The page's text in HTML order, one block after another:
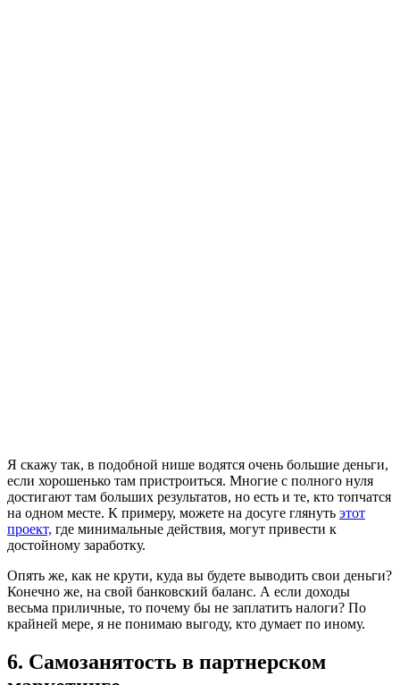
Я скажу так, в подобной нише водятся очень большие деньги,
если хорошенько там пристроиться. Многие с полного нуля
достигают там больших результатов, но есть и те, кто топчатся
на одном месте. К примеру, можете на досуге глянуть этот
проект, где минимальные действия, могут привести к
достойному заработку.
Опять же, как не крути, куда вы будете выводить свои деньги?
Конечно же, на свой банковский баланс. А если доходы
весьма приличные, то почему бы не заплатить налоги? По
крайней мере, я не понимаю выгоду, кто думает по иному.
6. Самозанятость в партнерском